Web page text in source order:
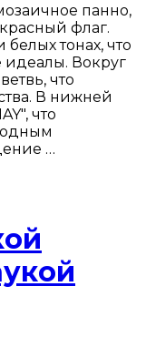
панно,
флаг.
тонах, что
Вокруг
что
В нижней
что
…